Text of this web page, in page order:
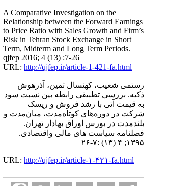
A Comparative Investigation on the
Relationship between the Forward Earnings
to Price Ratio with Sales Growth and Firm’s
Risk in Tehran Stock Exchange in Short
Term, Midterm and Long Term Periods.
qjfep 2016; 4 (13) :7-26
URL: http://qjfep.ir/article-1-421-fa.html
رستمی شعیب، کهنسال ثمین، آذرهوش
ذکیه. بررسی تطبیقی رابطه بین نسبت سود
به قیمت آتی با رشد فروش و ریسک
شرکت در دوره‌های کوتاه‌مدت، میان‌مدت و
بلندمدت در بورس اوراق بهادار تهران.
فصلنامه سیاست های مالی واقتصادی.
۱۳۹۵; ۴ (۱۳) :۷-۲۶
URL: http://qjfep.ir/article-۱-۴۲۱-fa.html